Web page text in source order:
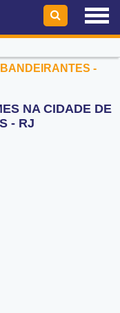
-
NA CIDADE DE
- RJ